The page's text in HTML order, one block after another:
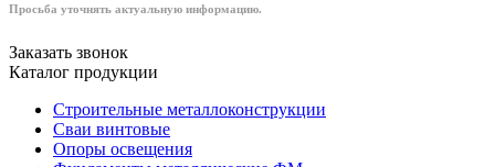
Просьба уточнять актуальную информацию.
Заказать звонок
Каталог продукции
Строительные металлоконструкции
Сваи винтовые
Опоры освещения